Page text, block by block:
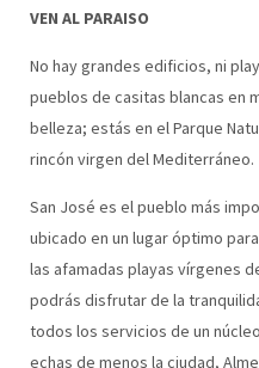
VEN AL PARAISO
​No hay grandes edificios, ni
pueblos de casitas blancas en
belleza; estás en el Parque
rincón virgen del Mediterráneo.
San José es el pueblo más
ubicado en un lugar óptimo
las afamadas playas vírgenes
podrás disfrutar de la
todos los servicios de un
echas de menos la ciudad,